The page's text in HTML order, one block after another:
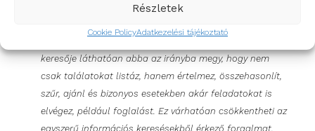
Részletek
Cookie PolicyAdatkezelési tájékoztató
SEO-tanácsadóként nem úgy látom, hogy „meghalt a
keresője láthatóan abba az irányba megy, hogy nem
csak találatokat listáz, hanem értelmez, összehasonlít,
szűr, ajánl és bizonyos esetekben akár feladatokat is
elvégez, például foglalást. Ez várhatóan csökkentheti az
egyszerű információs keresésekből érkező forgalmat,